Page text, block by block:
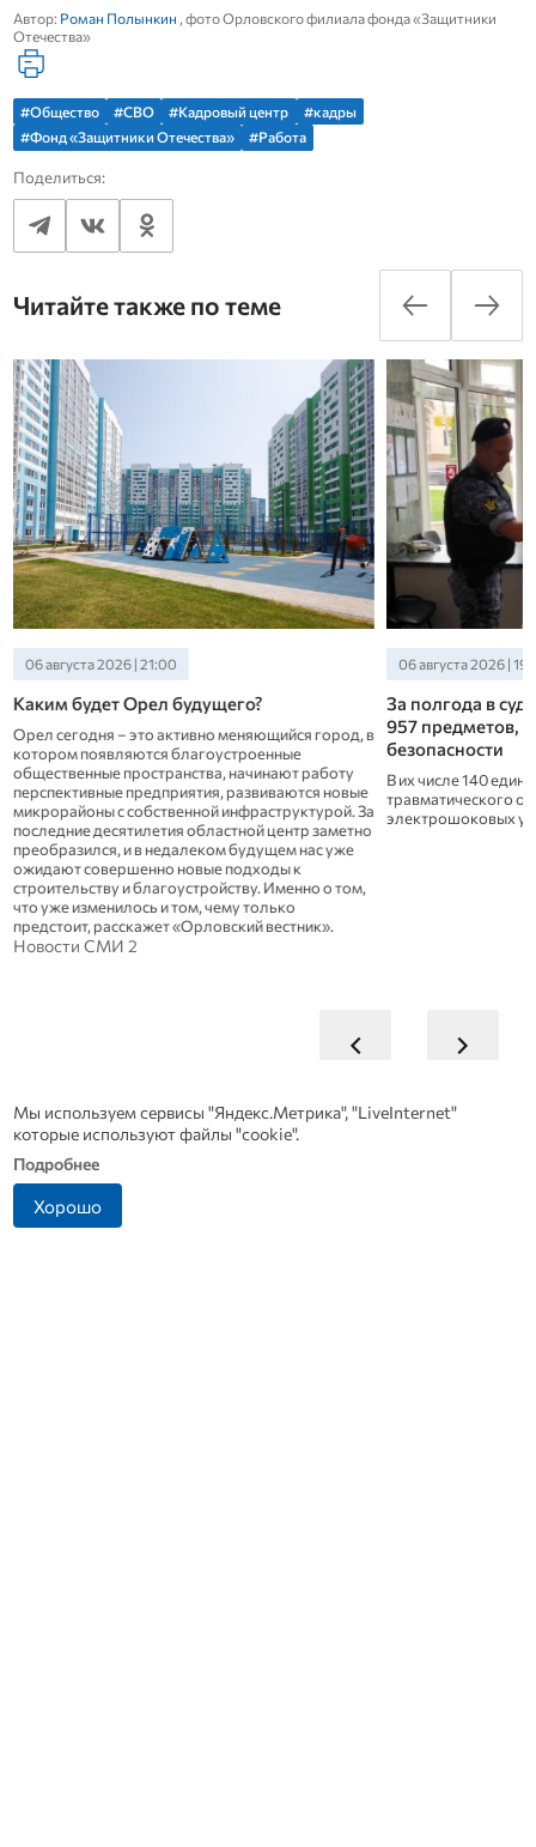
Автор: Роман Полынкин , фото Орловского филиала фонда «Защитники
Отечества»
#Общество #СВО #Кадровый центр
#кадры
#Фонд «Защитники Отечества»
#Работа
Поделиться:
Читайте также по теме
06 августа 2026 | 21:00
Каким будет Орел будущего?
Орел сегодня – это активно меняющийся город, в
котором появляются благоустроенные
общественные пространства, начинают работу
перспективные предприятия, развиваются новые
микрорайоны с собственной инфраструктурой. За
последние десятилетия областной центр заметно
преобразился, и в недалеком будущем нас уже
ожидают совершенно новые подходы к
строительству и благоустройству. Именно о том,
что уже изменилось и том, чему только
предстоит, расскажет «Орловский вестник».
06 августа 2026 |
За полгода в
957 предметов,
безопасности
В их числе 140
травматического
электрошоковых
Новости СМИ 2
Мы используем сервисы "Яндекс.Метрика", "LiveInternet"
которые используют файлы "cookie".
Подробнее
Хорошо